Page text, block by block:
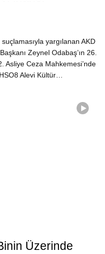
yargılanan AKD
Zeynel Odabaş’ın 26.
Asliye Ceza Mahkemesi’nde
Alevi Kültür…
Üzerinde